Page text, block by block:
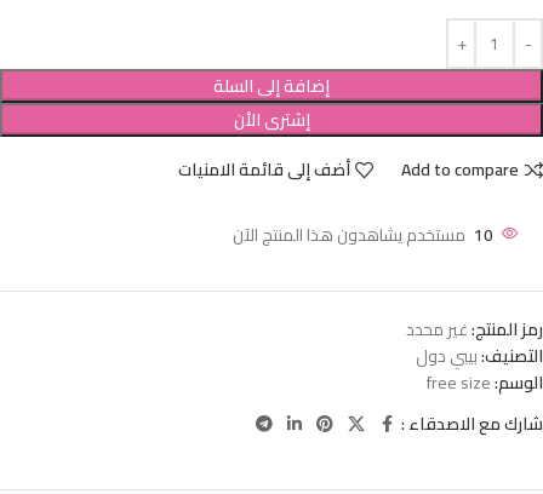
إضافة إلى السلة
إشترى الأن
Add to compare
أضف إلى قائمة الامنيات
10 مستخدم يشاهدون هذا المنتج الآن
رمز المنتج:غير محدد
التصنيف:بيبي دول
الوسم:free size
شارك مع الاصدقاء :